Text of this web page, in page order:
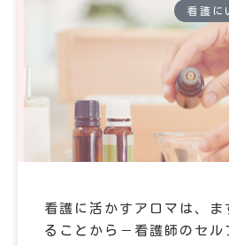
看護に
看護に活かすアロマは、ま
ることから－看護師のセル